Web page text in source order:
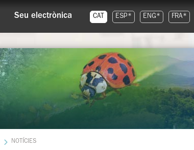
Seu electrònica CAT ESP* ENG* FRA*
NOTÍCIES